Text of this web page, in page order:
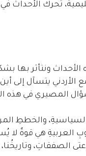
تحرك الأحداث
ونتأثر بها
الأردني يتسآل إلى
المصيري في هذه
والخططِ
العربيةِ هي قوةٌ لا
الصفقاتِ،